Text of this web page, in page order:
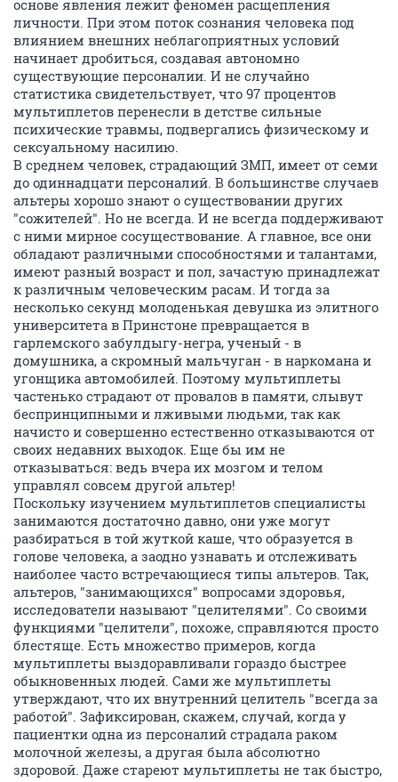
основе явления лежит феномен расщепления
личности. При этом поток сознания человека под
влиянием внешних неблагоприятных условий
начинает дробиться, создавая автономно
существующие персоналии. И не случайно
статистика свидетельствует, что 97 процентов
мультиплетов перенесли в детстве сильные
психические травмы, подвергались физическому и
сексуальному насилию.
В среднем человек, страдающий ЗМП, имеет от семи
до одиннадцати персоналий. В большинстве случаев
альтеры хорошо знают о существовании других
"сожителей". Но не всегда. И не всегда поддерживают
с ними мирное сосуществование. А главное, все они
обладают различными способностями и талантами,
имеют разный возраст и пол, зачастую принадлежат
к различным человеческим расам. И тогда за
несколько секунд молоденькая девушка из элитного
университета в Принстоне превращается в
гарлемского забулдыгу-негра, ученый - в
домушника, а скромный мальчуган - в наркомана и
угонщика автомобилей. Поэтому мультиплеты
частенько страдают от провалов в памяти, слывут
беспринципными и лживыми людьми, так как
начисто и совершенно естественно отказываются от
своих недавних выходок. Еще бы им не
отказываться: ведь вчера их мозгом и телом
управлял совсем другой альтер!
Поскольку изучением мультиплетов специалисты
занимаются достаточно давно, они уже могут
разбираться в той жуткой каше, что образуется в
голове человека, а заодно узнавать и отслеживать
наиболее часто встречающиеся типы альтеров. Так,
альтеров, "занимающихся" вопросами здоровья,
исследователи называют "целителями". Со своими
функциями "целители", похоже, справляются просто
блестяще. Есть множество примеров, когда
мультиплеты выздоравливали гораздо быстрее
обыкновенных людей. Сами же мультиплеты
утверждают, что их внутренний целитель "всегда за
работой". Зафиксирован, скажем, случай, когда у
пациентки одна из персоналий страдала раком
молочной железы, а другая была абсолютно
здоровой. Даже стареют мультиплеты не так быстро,